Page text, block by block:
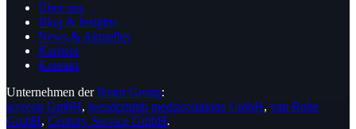
Über uns
Blog & Insights
News & Aktuelles
Karriere
Kontakt
Unternehmen derIhnen Group:
icoreon GmbH, breadcrumb mediasolutions GmbH, van Rohe
GmbH, Century Service GmbH.